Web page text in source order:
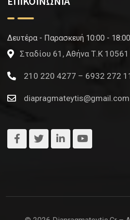
Δευτέρα - Παρασκευή 10:00 - 18:00
Σταδίου 61, Αθήνα Τ.Κ 10561
210 220 4277 – 6932 272
diapragmateytis@gmail.com